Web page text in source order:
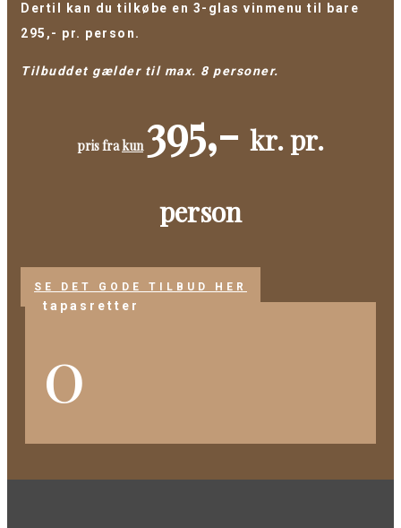
Dertil kan du tilkøbe en 3-glas vinmenu til bare
295,- pr. person.
Tilbuddet gælder til max. 8 personer.
pris frakun 395,- kr. pr.
person
SE DET GODE TILBUD HER
tapasretter
0